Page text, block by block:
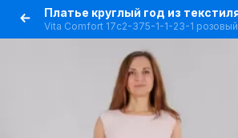
Vita Comfort 17с2-375-1-1-23-1 розовый